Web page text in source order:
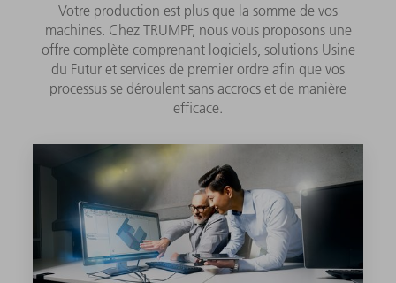
Votre production est plus que la somme de vos
machines. Chez TRUMPF, nous vous proposons une
offre complète comprenant logiciels, solutions Usine
du Futur et services de premier ordre afin que vos
processus se déroulent sans accrocs et de manière
efficace.